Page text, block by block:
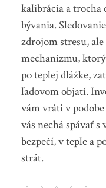
kalibrácia a trocha
bývania.
zdrojom stresu,
mechanizmu,
po teplej dlážke,
ľadovom objatí.
vám vráti v
vás nechá spávať
bezpečí, v teple a
strát.